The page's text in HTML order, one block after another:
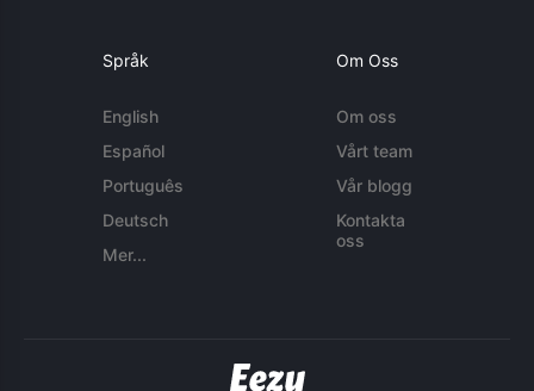
Språk
English
Español
Português
Deutsch
Mer...
Om Oss
Om oss
Vårt team
Vår blogg
Kontakta
oss